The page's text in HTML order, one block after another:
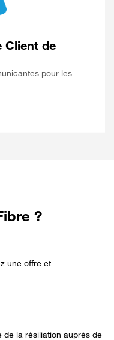
Client de
pour les
?
une offre et
de la résiliation auprès de